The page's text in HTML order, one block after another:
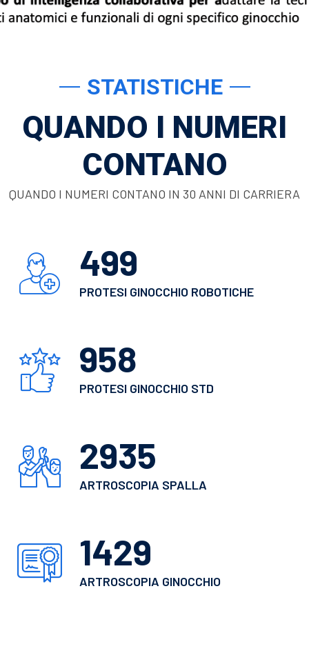
STATISTICHE
QUANDO I NUMERI
CONTANO
QUANDO I NUMERI CONTANO IN 30 ANNI DI CARRIERA
550
PROTESI GINOCCHIO ROBOTICHE
1062
PROTESI GINOCCHIO STD
3265
ARTROSCOPIA SPALLA
1599
ARTROSCOPIA GINOCCHIO